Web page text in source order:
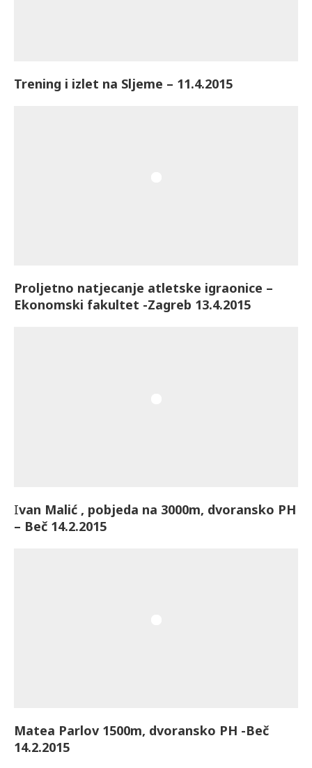
Trening i izlet na Sljeme – 11.4.2015
Proljetno natjecanje atletske igraonice –
Ekonomski fakultet -Zagreb 13.4.2015
Ivan Malić , pobjeda na 3000m, dvoransko PH
– Beč 14.2.2015
Matea Parlov 1500m, dvoransko PH -Beč
14.2.2015